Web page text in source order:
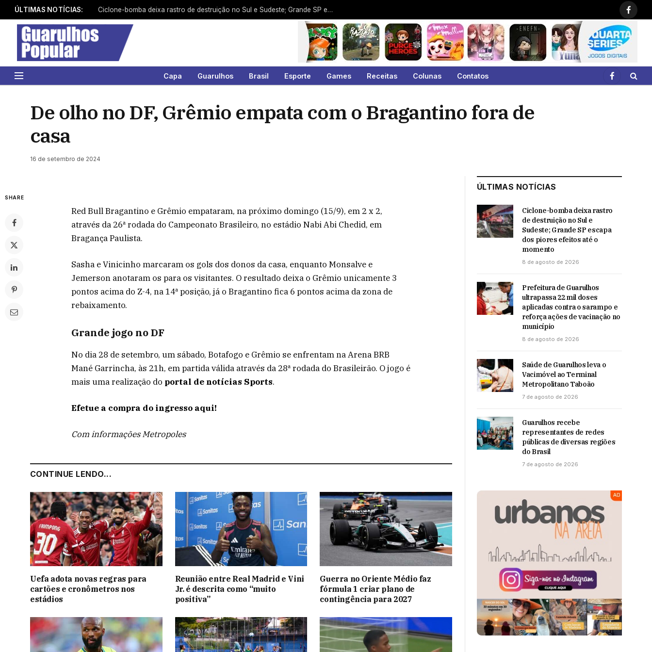
ÚLTIMAS NOTÍCIAS: Ciclone-bomba deixa rastro de destruição no Sul e Sudeste; Grande SP escapa dos piores efeitos até o momento
Capa Guarulhos Brasil Esporte Games Receitas Colunas Contatos
Facebook
De olho no DF, Grêmio empata com o Bragantino fora de
casa
16 de setembro de 2024
SHARE
Red Bull Bragantino e Grêmio empataram, na próximo domingo (15/9), em 2 x 2,
através da 26ª rodada do Campeonato Brasileiro, no estádio Nabi Abi Chedid, em
Bragança Paulista.
Sasha e Vinicinho marcaram os gols dos donos da casa, enquanto Monsalve e
Jemerson anotaram os para os visitantes. O resultado deixa o Grêmio unicamente 3
pontos acima do Z-4, na 14ª posição, já o Bragantino fica 6 pontos acima da zona de
rebaixamento.
Grande jogo no DF
No dia 28 de setembro, um sábado, Botafogo e Grêmio se enfrentam na Arena BRB
Mané Garrincha, às 21h, em partida válida através da 28ª rodada do Brasileirão. O jogo é
mais uma realização do portal de notícias Sports.
Efetue a compra do ingresso aqui!
Com informações Metropoles
CONTINUE LENDO...
Uefa adota novas regras para
cartões e cronômetros nos
estádios
Reunião entre Real Madrid e Vini
Jr. é descrita como “muito
positiva”
Guerra no Oriente Médio faz
fórmula 1 criar plano de
contingência para 2027
ÚLTIMAS NOTÍCIAS
Ciclone-bomba deixa rastro
de destruição no Sul e
Sudeste; Grande SP escapa
dos piores efeitos até o
momento
8 de agosto de 2026
Prefeitura de Guarulhos
ultrapassa 22 mil doses
aplicadas contra o sarampo e
reforça ações de vacinação no
município
8 de agosto de 2026
Saúde de Guarulhos leva o
Vacimóvel ao Terminal
Metropolitano Taboão
7 de agosto de 2026
Guarulhos recebe
representantes de redes
públicas de diversas regiões
do Brasil
7 de agosto de 2026